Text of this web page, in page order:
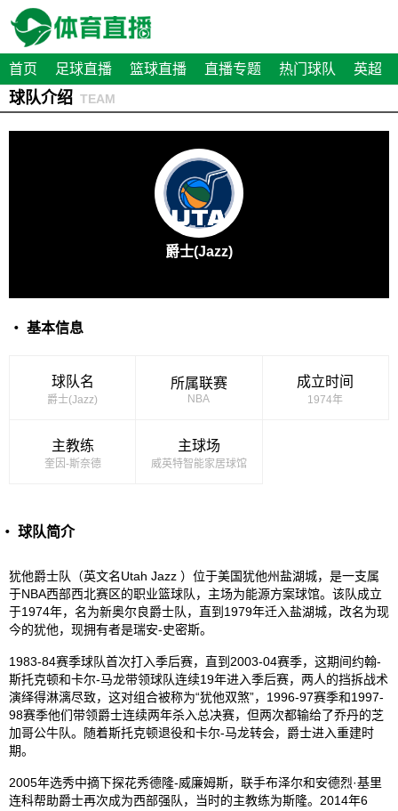
首页 足球直播 篮球直播 直播专题 热门球队 英超
球队介绍 TEAM
爵士(Jazz)
・ 基本信息
球队名
爵士(Jazz)
所属联赛
NBA
成立时间
1974年
主教练
奎因-斯奈德
主球场
威英特智能家居球馆
・ 球队简介
犹他爵士队（英文名Utah Jazz ）位于美国犹他州盐湖城，是一支属
于NBA西部西北赛区的职业篮球队，主场为能源方案球馆。该队成立
于1974年，名为新奥尔良爵士队，直到1979年迁入盐湖城，改名为现
今的犹他，现拥有者是瑞安-史密斯。
1983-84赛季球队首次打入季后赛，直到2003-04赛季，这期间约翰-
斯托克顿和卡尔-马龙带领球队连续19年进入季后赛，两人的挡拆战术
演绎得淋漓尽致，这对组合被称为“犹他双煞”，1996-97赛季和1997-
98赛季他们带领爵士连续两年杀入总决赛，但两次都输给了乔丹的芝
加哥公牛队。随着斯托克顿退役和卡尔-马龙转会，爵士进入重建时
期。
2005年选秀中摘下探花秀德隆-威廉姆斯，联手布泽尔和安德烈·基里
连科帮助爵士再次成为西部强队，当时的主教练为斯隆。2014年6